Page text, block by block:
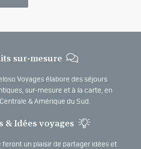
sur-mesure
Voyages élabore des séjours
sur-mesure et à la carte, en
& Amérique du Sud.
& Idées voyages
feront un plaisir de partager idées et